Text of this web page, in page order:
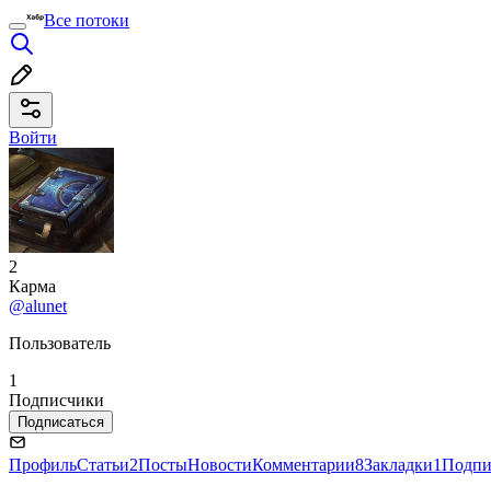
Все потоки
Войти
2
Карма
@alunet
Пользователь
1
Подписчики
Подписаться
ПрофильСтатьи2ПостыНовостиКомментарии8Закладки1